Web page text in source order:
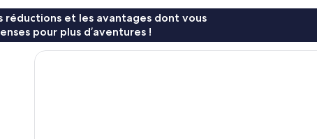
et les avantages dont vous
pour plus d’aventures !